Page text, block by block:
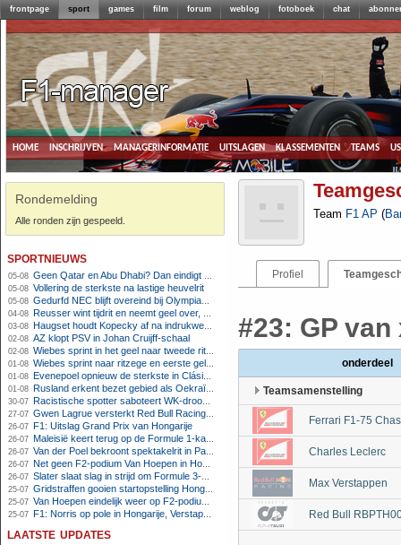
frontpage sport games film forum weblog fotoboek chat
home inschrijven managerinformatie uitslagen klassementen teams
Rondemelding
Alle ronden zijn gespeeld.
sportnieuws
05-08 Geen Qatar en Abu Dhabi? Dan eindigt Formule 1-seizoen mogelijk in Europa
05-08 Vollering de sterkste na lastige heuvelrit
05-08 Gedurfd NEC blijft overeind bij Olympiakos
04-08 Reusser wint tijdrit en neemt geel over, Nooijen knap tweede
03-08 Haugset houdt Kopecky af na indrukwekkende solo van 86 kilometer
02-08 AZ klopt PSV in Johan Cruijff-schaal
02-08 Wiebes sprint in het geel naar tweede ritzege
01-08 Wiebes sprint naar ritzege en eerste gele trui in Tour Femmes
01-08 Evenepoel opnieuw de sterkste in Clásica San Sebastián
01-08 Rusland erkent bezet gebied als Oekraïens voor opheffing IOC-schorsing
30-07 Racistische spotter saboteert WK-droom van powerliftster
27-07 Gwen Lagrue versterkt Red Bull Racing vanaf 2027
26-07 F1: Uitslag Grand Prix van Hongarije
26-07 Maleisië keert terug op de Formule 1-kalender in 2026
26-07 Van der Poel bekroont spektakelrit in Parijs met nipte zege; eindzege Pogacar
26-07 Net geen F2-podium Van Hoepen in Hongarije, Leon maakt indruk
26-07 Slater slaat slag in strijd om Formule 3-kampioenschap op Hungaroring
25-07 Gridstraffen gooien startopstelling Hongaarse Grand Prix flink overhoop
25-07 Van Hoepen eindelijk weer op F2-podium, Mini wint sprintrace op Hungaroring
25-07 F1: Norris op pole in Hongarije, Verstappen zesde
laatste updates
Team F1 AP (
Profiel
#23: GP
onderdeel
Teamsamenstelling
Ferrari F1-75
Charles Leclerc
Max Verstappen
Red Bull